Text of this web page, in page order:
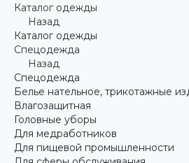
Каталог одежды
Назад
Каталог одежды
Спецодежда
Назад
Спецодежда
Белье нательное, трикотажные
Влагозащитная
Головные уборы
Для медработников
Для пищевой промышленности